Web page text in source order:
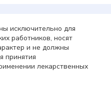
исключительно для
работников, носят
и не должны
принятия
лекарственных